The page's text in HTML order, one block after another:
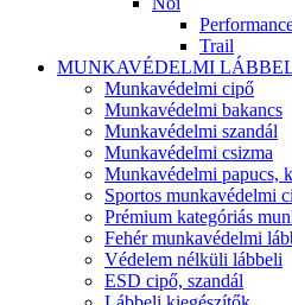
Trail
MUNKAVÉDELMI
Munkavédelmi cipő
Munkavédelmi bakancs
Munkavédelmi szandál
Munkavédelmi csizma
Munkavédelmi papucs,
Sportos munkavédelmi
Prémium kategóriás
Fehér munkavédelmi
Védelem nélküli lábbeli
ESD cipő, szandál